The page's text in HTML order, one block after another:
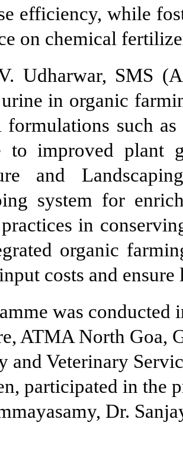
efficiency, while
on chemical
Udharwar, SMS
in organic
such
to improved plant
and
system for
in
organic
costs and
was conducted
ATMA North Goa,
and Veterinary
participated in the
Dr.